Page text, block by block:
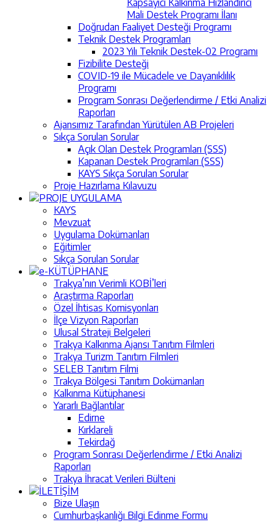
Kapsayıcı Kalkınma Hızlandırıcı
Mali Destek Programı İlanı
Doğrudan Faaliyet Desteği Programı
Teknik Destek Programları
2023 Yılı Teknik Destek-02 Programı
Fizibilite Desteği
COVID-19 ile Mücadele ve Dayanıklılık
Programı
Program Sonrası Değerlendirme / Etki Analizi
Raporları
Ajansımız Tarafından Yürütülen AB Projeleri
Sıkça Sorulan Sorular
Açık Olan Destek Programları (SSS)
Kapanan Destek Programları (SSS)
KAYS Sıkça Sorulan Sorular
Proje Hazırlama Kılavuzu
PROJE UYGULAMA
KAYS
Mevzuat
Uygulama Dokümanları
Eğitimler
Sıkça Sorulan Sorular
e-KÜTÜPHANE
Trakya’nın Verimli KOBİ’leri
Araştırma Raporları
Özel İhtisas Komisyonları
İlçe Vizyon Raporları
Ulusal Strateji Belgeleri
Trakya Kalkınma Ajansı Tanıtım Filmleri
Trakya Turizm Tanıtım Filmleri
SELEB Tanıtım Filmi
Trakya Bölgesi Tanıtım Dokümanları
Kalkınma Kütüphanesi
Yararlı Bağlantılar
Edirne
Kırklareli
Tekirdağ
Program Sonrası Değerlendirme / Etki Analizi
Raporları
Trakya İhracat Verileri Bülteni
İLETİŞİM
Bize Ulaşın
Cumhurbaşkanlığı Bilgi Edinme Formu